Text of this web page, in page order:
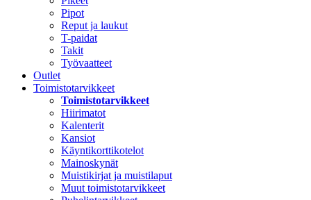
Pipot
Reput ja laukut
T-paidat
Takit
Työvaatteet
Outlet
Toimistotarvikkeet
Toimistotarvikkeet
Hiirimatot
Kalenterit
Kansiot
Käyntikorttikotelot
Mainoskynät
Muistikirjat ja muistilaput
Muut toimistotarvikkeet